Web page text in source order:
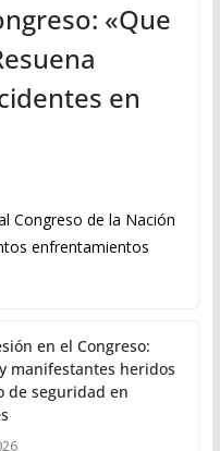
«Que
en
Congreso de la Nación
enfrentamientos
en el Congreso:
manifestantes heridos
de seguridad en